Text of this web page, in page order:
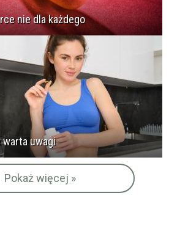
nie dla każdego
warta uwagi
Pokaż więcej »